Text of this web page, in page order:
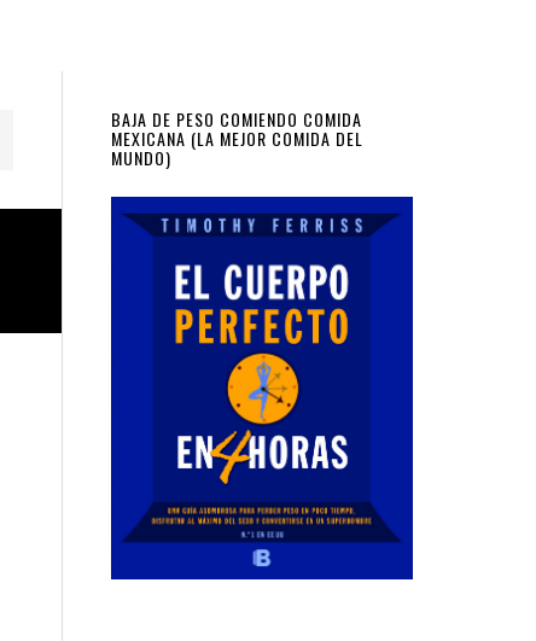
Primary
Sidebar
BAJA DE PESO COMIENDO COMIDA
MEXICANA (LA MEJOR COMIDA DEL
MUNDO)